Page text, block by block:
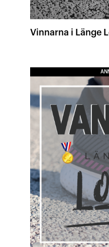
Vinnarna i Länge